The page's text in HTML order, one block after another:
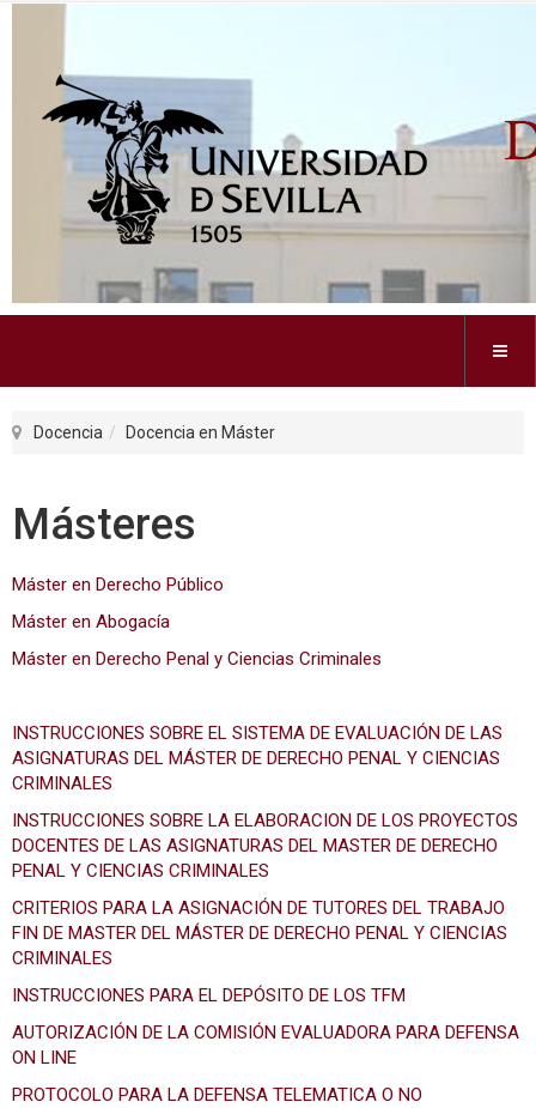
Docencia Docencia en Máster
Másteres
Máster en Derecho Público
Máster en Abogacía
Máster en Derecho Penal y Ciencias Criminales
INSTRUCCIONES SOBRE EL SISTEMA DE EVALUACIÓN DE LAS
ASIGNATURAS DEL MÁSTER DE DERECHO PENAL Y CIENCIAS
CRIMINALES
INSTRUCCIONES SOBRE LA ELABORACION DE LOS PROYECTOS
DOCENTES DE LAS ASIGNATURAS DEL MASTER DE DERECHO
PENAL Y CIENCIAS CRIMINALES
CRITERIOS PARA LA ASIGNACIÓN DE TUTORES DEL TRABAJO
FIN DE MASTER DEL MÁSTER DE DERECHO PENAL Y CIENCIAS
CRIMINALES
INSTRUCCIONES PARA EL DEPÓSITO DE LOS TFM
AUTORIZACIÓN DE LA COMISIÓN EVALUADORA PARA DEFENSA
ON LINE
PROTOCOLO PARA LA DEFENSA TELEMATICA O NO